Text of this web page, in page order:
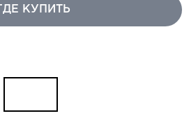
Проекты
ГДЕ КУПИТЬ